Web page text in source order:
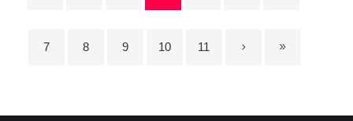
7 8 9 10 11